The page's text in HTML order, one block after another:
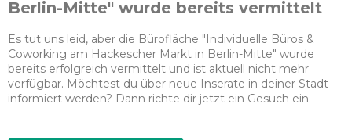
Berlin-Mitte" wurde bereits vermittelt
Es tut uns leid, aber die Bürofläche "Individuelle Büros &
Coworking am Hackescher Markt in Berlin-Mitte" wurde
bereits erfolgreich vermittelt und ist aktuell nicht mehr
verfügbar. Möchtest du über neue Inserate in deiner Stadt
informiert werden? Dann richte dir jetzt ein Gesuch ein.